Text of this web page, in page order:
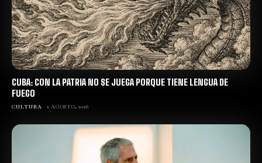
CUBA: CON LA PATRIA NO SE JUEGA PORQUE TIENE LENGUA DE
FUEGO
CULTURA 2 AGOSTO, 2026